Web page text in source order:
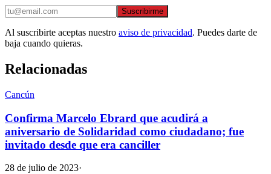
Suscribirme
Al suscribirte aceptas nuestro aviso de privacidad. Puedes darte de
baja cuando quieras.
Relacionadas
Cancún
Confirma Marcelo Ebrard que acudirá a
aniversario de Solidaridad como ciudadano; fue
invitado desde que era canciller
28 de julio de 2023·